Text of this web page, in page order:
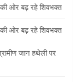
की ओर बढ़ रहे शिवभक्त
की ओर बढ़ रहे शिवभक्त
जान हथेली पर